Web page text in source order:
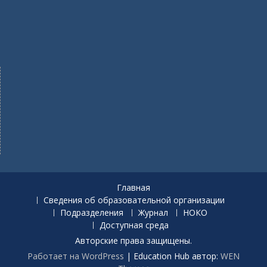
Главная
Сведения об образовательной организации
Подразделения
Журнал
НОКО
Доступная среда
Авторские права защищены.
Работает на WordPress | Education Hub автор: WEN